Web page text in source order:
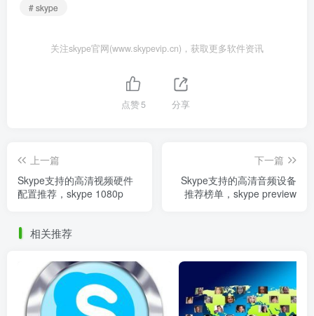
# skype
关注skype官网(www.skypevip.cn)，获取更多软件资讯
点赞5 分享
上一篇
Skype支持的高清视频硬件
配置推荐，skype 1080p
下一篇
Skype支持的高清音频设备
推荐榜单，skype preview
相关推荐